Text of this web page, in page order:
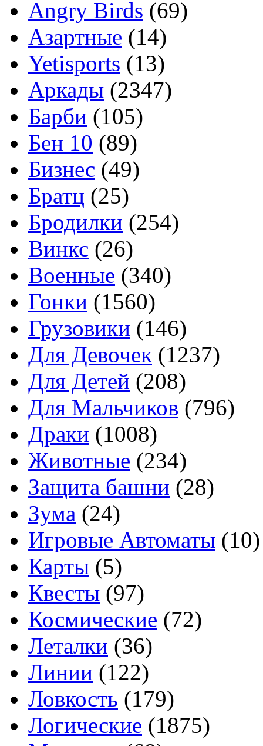
Angry Birds (69)
Азартные (14)
Yetisports (13)
Аркады (2347)
Барби (105)
Бен 10 (89)
Бизнес (49)
Братц (25)
Бродилки (254)
Винкс (26)
Военные (340)
Гонки (1560)
Грузовики (146)
Для Девочек (1237)
Для Детей (208)
Для Мальчиков (796)
Драки (1008)
Животные (234)
Защита башни (28)
Зума (24)
Игровые Автоматы (10)
Карты (5)
Квесты (97)
Космические (72)
Леталки (36)
Линии (122)
Ловкость (179)
Логические (1875)